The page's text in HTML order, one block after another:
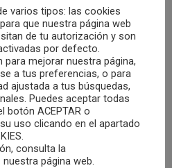
en la remesa del segundo
meses de cuota.
había que reunir una serie de
documentación antes del
y colegiadas que han solicitado
varios tipos: las cookies
que nuestra página web
de tu autorización y son
por defecto.
mejorar nuestra página,
a tus preferencias, o para
ajustada a tus búsquedas,
Puedes aceptar todas
botón ACEPTAR o
uso clicando en el apartado
consulta la
nuestra página web.